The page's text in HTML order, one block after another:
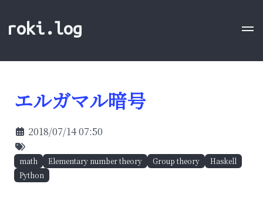
roki.log
エルガマル暗号
2018/07/14 07:50
math Elementary number theory Group theory
Haskell
Python